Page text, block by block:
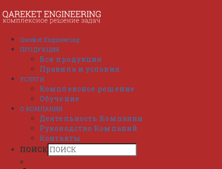
к
содержимому
Qareket Engineering
ПРОДУКЦИЯ
Вся продукция
Правила и условия
УСЛУГИ
Комплексное решение
Обучение
О КОМПАНИИ
Деятельность Компании
Руководство Компаний
Контакты
ПОИСК
×